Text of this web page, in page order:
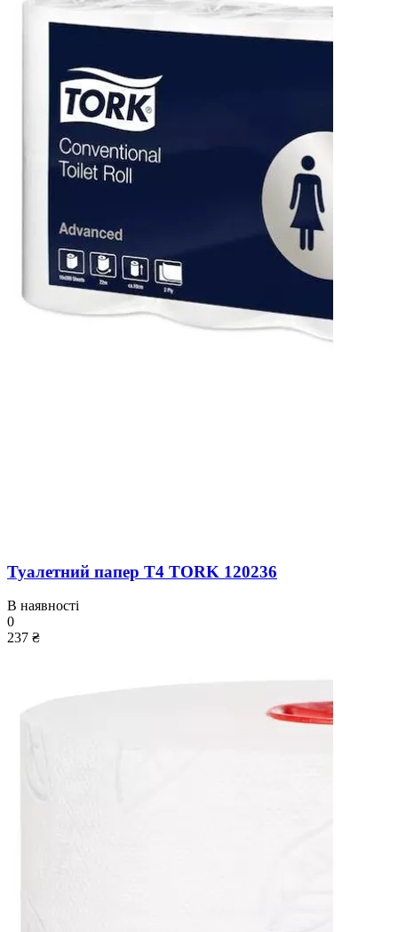
Туалетний папер T4 TORK 120236
В наявності
0
237 ₴